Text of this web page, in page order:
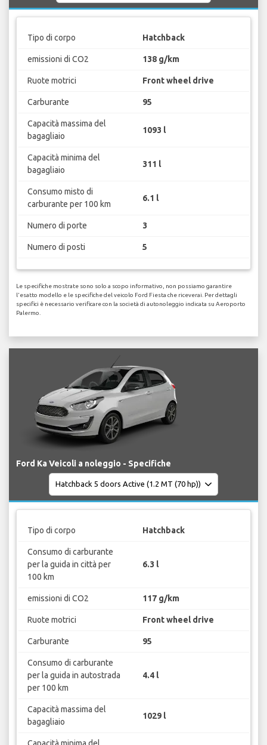
Tipo di corpo Hatchback
emissioni di CO2 138 g/km
Ruote motrici Front wheel drive
Carburante 95
Capacità massima del
bagagliaio
1093 l
Capacità minima del
bagagliaio
311 l
Consumo misto di
carburante per 100 km
6.1 l
Numero di porte 3
Numero di posti 5
Le specifiche mostrate sono solo a scopo informativo, non possiamo garantire
l'esatto modello e le specifiche del veicolo Ford Fiesta che riceverai. Per dettagli
specifici è necessario verificare con la società di autonoleggio indicata su Aeroporto
Palermo.
Ford Ka Veicoli a noleggio - Specifiche
Tipo di corpo Hatchback
Consumo di carburante
per la guida in città per
100 km
6.3 l
emissioni di CO2 117 g/km
Ruote motrici Front wheel drive
Carburante 95
Consumo di carburante
per la guida in autostrada
per 100 km
4.4 l
Capacità massima del
bagagliaio
1029 l